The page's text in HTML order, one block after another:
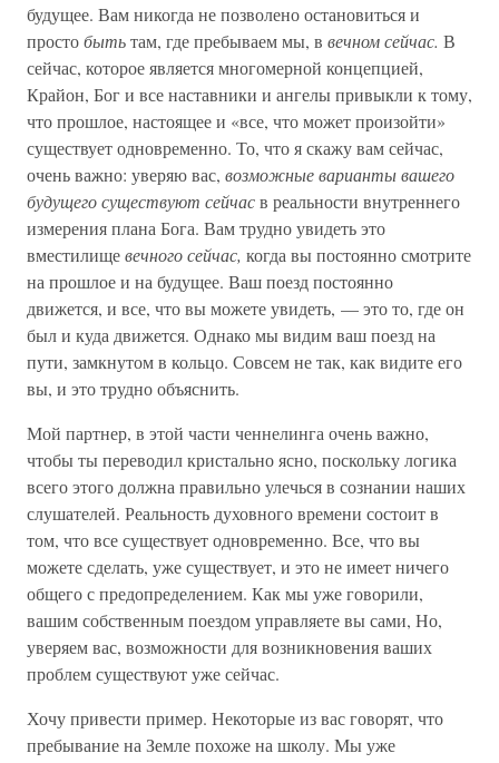
будущее. Вам никогда не позволено остановиться и
простобытьтам, где пребываем мы, в вечном сейчас. В
сейчас, которое является многомерной концепцией,
Крайон, Бог и все наставники и ангелы привыкли к тому,
что прошлое, настоящее и «все, что может произойти»
существует одновременно. То, что я скажу вам сейчас,
очень важно: уверяю вас, возможные варианты вашего
будущего существуют сейчасв реальности внутреннего
измерения плана Бога. Вам трудно увидеть это
вместилищевечного сейчас, когда вы постоянно смотрите
на прошлое и на будущее. Ваш поезд постоянно
движется, и все, что вы можете увидеть, — это то, где он
был и куда движется. Однако мы видим ваш поезд на
пути, замкнутом в кольцо. Совсем не так, как видите его
вы, и это трудно объяснить.
Мой партнер, в этой части ченнелинга очень важно,
чтобы ты переводил кристально ясно, поскольку логика
всего этого должна правильно улечься в сознании наших
слушателей. Реальность духовного времени состоит в
том, что все существует одновременно. Все, что вы
можете сделать, уже существует, и это не имеет ничего
общего с предопределением. Как мы уже говорили,
вашим собственным поездом управляете вы сами, Но,
уверяем вас, возможности для возникновения ваших
проблем существуют уже сейчас.
Хочу привести пример. Некоторые из вас говорят, что
пребывание на Земле похоже на школу. Мы уже